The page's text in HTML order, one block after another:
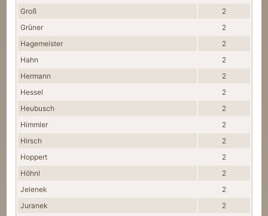
Groß
2
Grüner
2
Hagemeister
2
Hahn
2
Hermann
2
Hessel
2
Heubusch
2
Himmler
2
Hirsch
2
Hoppert
2
Höhnl
2
Jelenek
2
Juranek
2